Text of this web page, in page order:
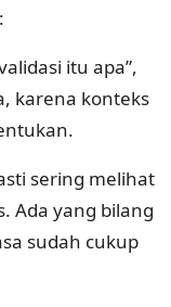
itu apa”,
karena konteks
sering melihat
Ada yang bilang
sudah cukup